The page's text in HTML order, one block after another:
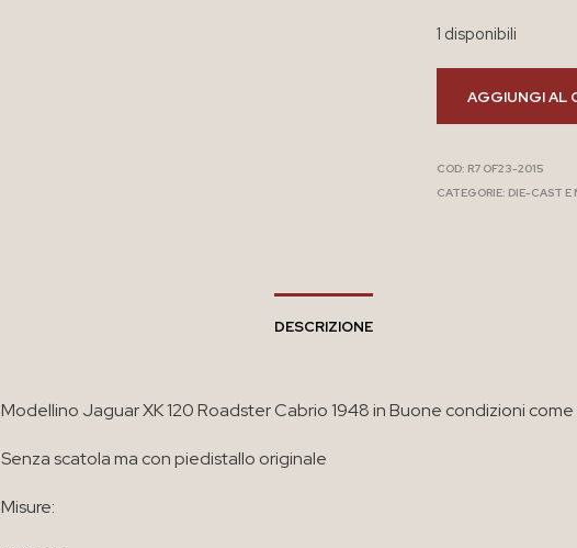
1 disponibili
AGGIUNGI AL
COD: R7 OF23-2015
CATEGORIE: DIE-CAST E
DESCRIZIONE
Modellino Jaguar XK 120 Roadster Cabrio 1948 in Buone condizioni
Senza scatola ma con piedistallo originale
Misure: